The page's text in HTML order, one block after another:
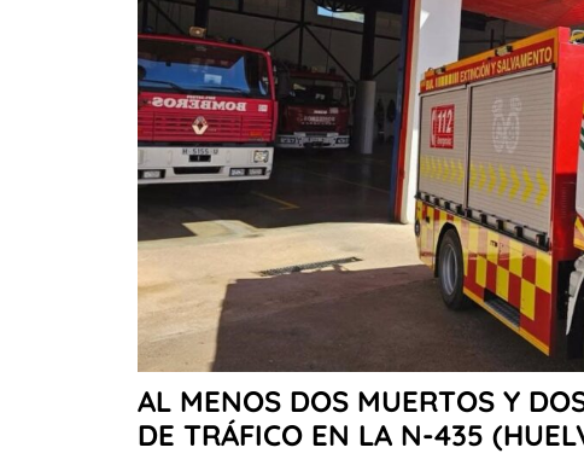
AL MENOS DOS MUERTOS Y
DE TRÁFICO EN LA N-435